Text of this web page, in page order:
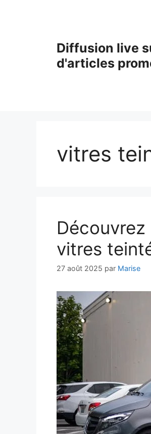
Diffusion live
d'articles
vitres
Découvrez
vitres
27 août 2025 par Marise